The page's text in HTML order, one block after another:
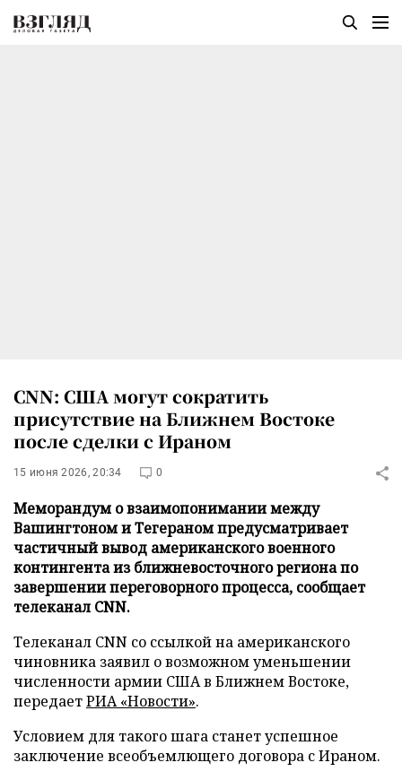
CNN: США могут сократить
присутствие на Ближнем Востоке
после сделки с Ираном
15 июня 2026, 20:34 0
Меморандум о взаимопонимании между
Вашингтоном и Тегераном предусматривает
частичный вывод американского военного
контингента из ближневосточного региона по
завершении переговорного процесса, сообщает
телеканал CNN.
Телеканал CNN со ссылкой на американского
чиновника заявил о возможном уменьшении
численности армии США в Ближнем Востоке,
передаетРИА «Новости».
Условием для такого шага станет успешное
заключение всеобъемлющего договора с Ираном.